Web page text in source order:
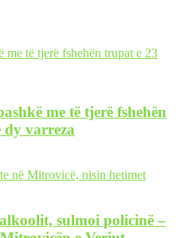
me të tjerë fshehën
dy varreza
sulmoi policinë –